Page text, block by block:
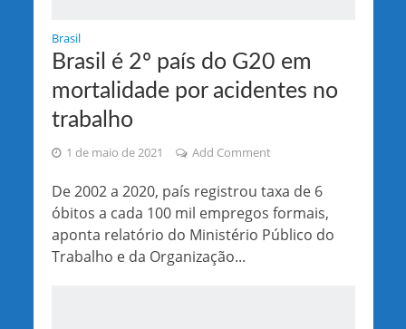
Brasil
Brasil é 2º país do G20 em
mortalidade por acidentes no
trabalho
1 de maio de 2021 Add Comment
De 2002 a 2020, país registrou taxa de 6
óbitos a cada 100 mil empregos formais,
aponta relatório do Ministério Público do
Trabalho e da Organização...